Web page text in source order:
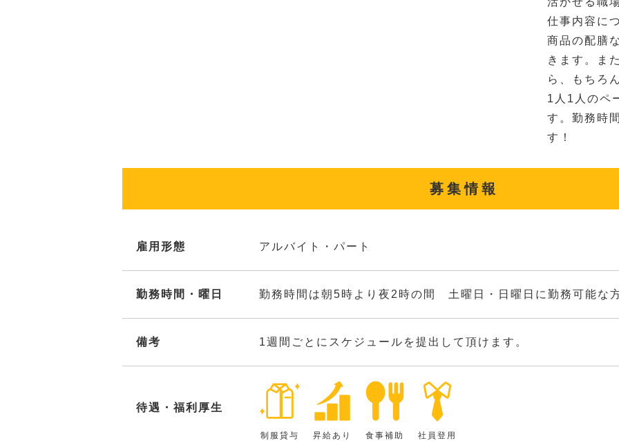
仕事内容に
商品の配膳
きます。ま
ら、もちろ
1人1人のペ
す。勤務時
す！
募集情報
雇用形態 アルバイト・パート
勤務時間・曜日 勤務時間は朝5時より夜2時の間 土曜日・日曜日に勤務可能な
備考 1週間ごとにスケジュールを提出して頂けます。
待遇・福利厚生
制服貸与 昇給あり 食事補助 社員登用